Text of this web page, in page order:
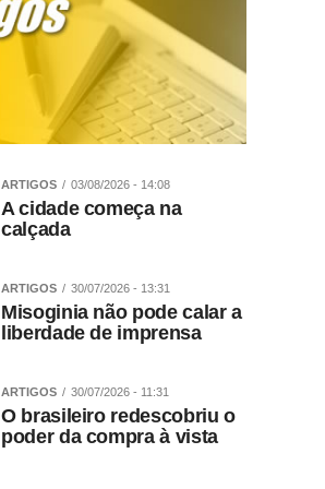
ARTIGOS 03/08/2026 - 14:08
A cidade começa na
calçada
ARTIGOS 30/07/2026 - 13:31
Misoginia não pode calar a
liberdade de imprensa
ARTIGOS 30/07/2026 - 11:31
O brasileiro redescobriu o
poder da compra à vista